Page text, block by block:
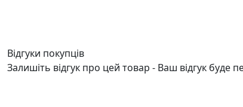
Відгуки покупців
Залишіть відгук про цей товар - Ваш відгук буде